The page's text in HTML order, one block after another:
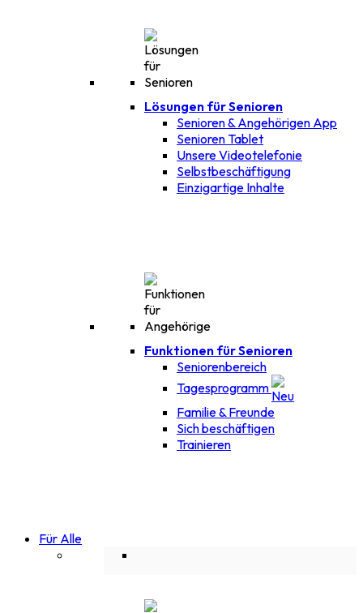
Lösungen für Senioren
Senioren & Angehörigen App
Senioren Tablet
Unsere Videotelefonie
Selbstbeschäftigung
Einzigartige Inhalte
Funktionen für Senioren
Seniorenbereich
Tagesprogramm
Familie & Freunde
Sich beschäftigen
Trainieren
Für Alle